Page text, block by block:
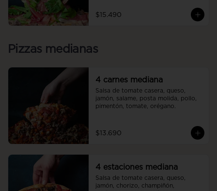
$15.490
Pizzas medianas
4 carnes mediana
Salsa de tomate casera, queso,
jamón, salame, posta molida, pollo,
pimentón, tomate, orégano.
$13.690
4 estaciones mediana
Salsa de tomate casera, queso,
jamón, chorizo, champiñón,